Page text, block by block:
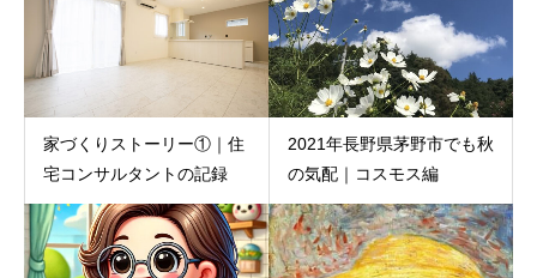
家づくりストーリー①｜住
宅コンサルタントの記録
2021年長野県茅野市でも秋
の気配｜コスモス編